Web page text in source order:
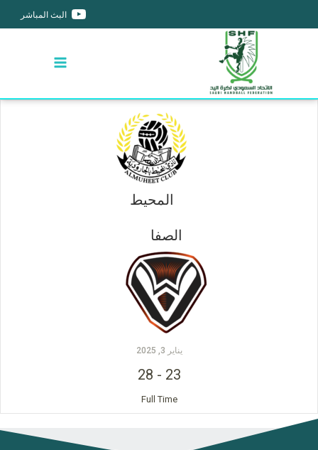
البث المباشر
المحيط
الصفا
يناير 3, 2025
23
-
28
Full Time